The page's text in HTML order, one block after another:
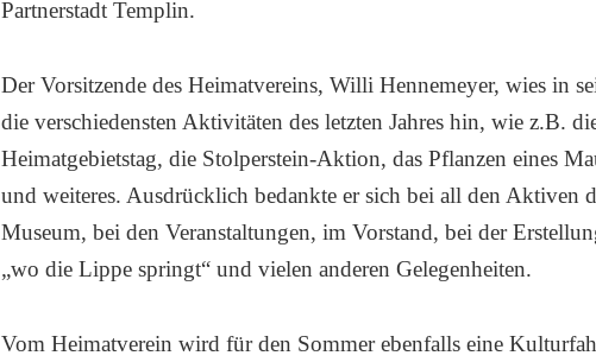
Partnerstadt Templin.
Der Vorsitzende des Heimatvereins, Willi Hennemeyer, wies in
die verschiedensten Aktivitäten des letzten Jahres hin, wie z.B.
Heimatgebietstag, die Stolperstein-Aktion, das Pflanzen eines
und weiteres. Ausdrücklich bedankte er sich bei all den Aktiven
Museum, bei den Veranstaltungen, im Vorstand, bei der
„wo die Lippe springt“ und vielen anderen Gelegenheiten.
Vom Heimatverein wird für den Sommer ebenfalls eine